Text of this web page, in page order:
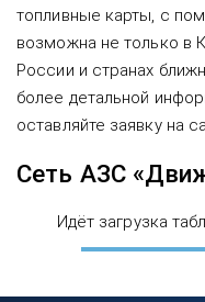
топливные карты, с
возможна не только в
России и странах
более детальной
оставляйте заявку на
Сеть АЗС
Идёт загрузка